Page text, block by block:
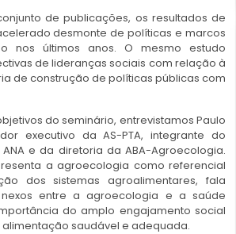
de publicações, os resultados de
desmonte de políticas e marcos
nos últimos anos. O mesmo estudo
de lideranças sociais com relação à
de construção de políticas públicas com
do seminário, entrevistamos Paulo
executivo da AS-PTA, integrante do
e da diretoria da ABA-Agroecologia.
a agroecologia como referencial
dos sistemas agroalimentares, fala
entre a agroecologia e a saúde
do amplo engajamento social
saudável e adequada.